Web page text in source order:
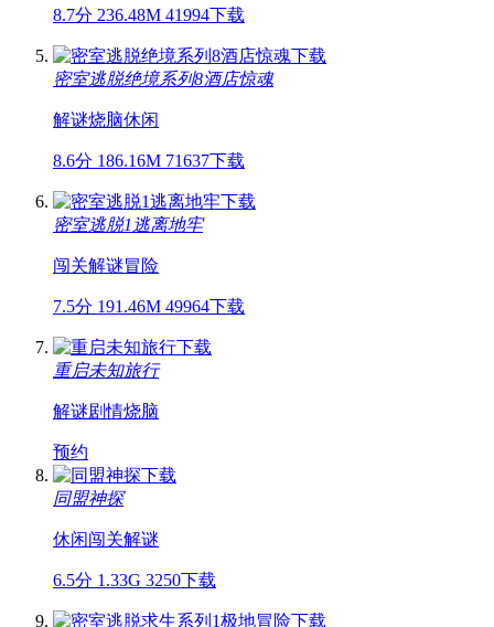
8.7分 236.48M 41994下载
密室逃脱绝境系列8酒店惊魂
解谜烧脑休闲
8.6分 186.16M 71637下载
密室逃脱1逃离地牢
闯关解谜冒险
7.5分 191.46M 49964下载
重启未知旅行
解谜剧情烧脑
预约
同盟神探
休闲闯关解谜
6.5分 1.33G 3250下载